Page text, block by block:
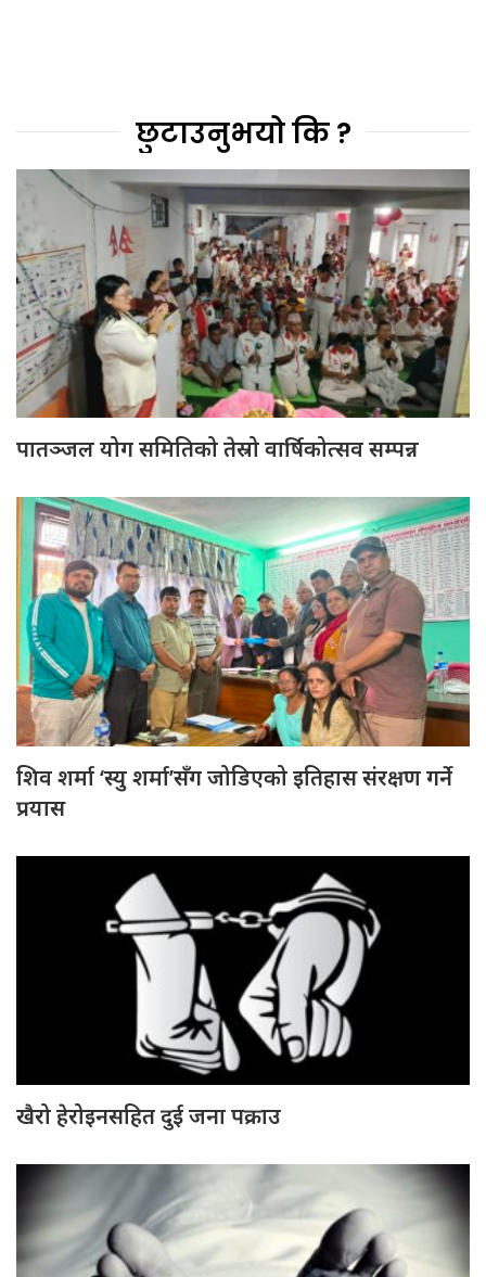
छुटाउनुभयो कि ?
पातञ्जल योग समितिको तेस्रो वार्षिकोत्सव सम्पन्न
शिव शर्मा ‘स्यु शर्मा’सँग जोडिएको इतिहास संरक्षण गर्ने
प्रयास
खैरो हेरोइनसहित दुई जना पक्राउ